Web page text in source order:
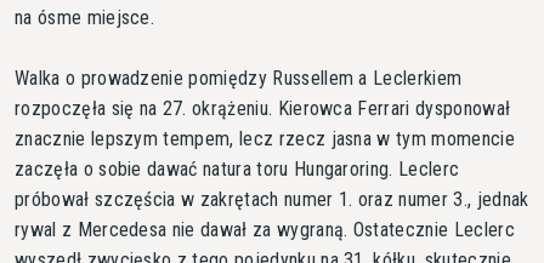
na ósme miejsce.
Walka o prowadzenie pomiędzy Russellem a Leclerkiem
rozpoczęła się na 27. okrążeniu. Kierowca Ferrari dysponował
znacznie lepszym tempem, lecz rzecz jasna w tym momencie
zaczęła o sobie dawać natura toru Hungaroring. Leclerc
próbował szczęścia w zakrętach numer 1. oraz numer 3., jednak
rywal z Mercedesa nie dawał za wygraną. Ostatecznie Leclerc